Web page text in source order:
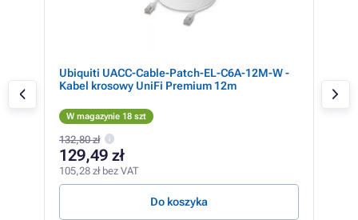
Ubiquiti UACC-Cable-Patch-EL-C6A-12M-W -
Kabel krosowy UniFi Premium 12m
W magazynie 18 szt
132,80 zł
129,49 zł
105,28 zł bez VAT
Do koszyka